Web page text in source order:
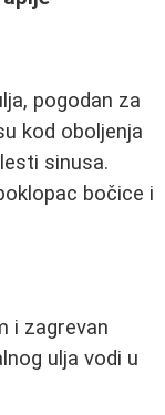
pogodan za
kod oboljenja
sinusa.
bočice i
i zagrevan
ulja vodi u